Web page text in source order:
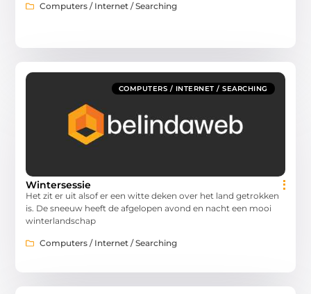
Computers / Internet / Searching
COMPUTERS / INTERNET / SEARCHING
Wintersessie
Het zit er uit alsof er een witte deken over het land getrokken
is. De sneeuw heeft de afgelopen avond en nacht een mooi
winterlandschap
Computers / Internet / Searching